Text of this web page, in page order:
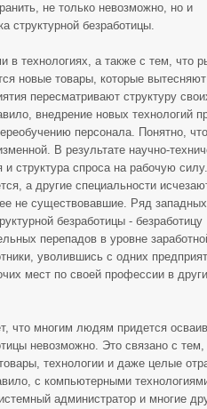
не только невозможно, но и
структурной безработицы.
в технологиях, а также с тем, что
новые товары, которые
пересматривают структуру
внедрение новых технологий
персонала. Понятно, что
В результате научно-
и структура спроса на рабочую силу.
а другие специальности
не существовавшие. Ряд западных
безработицы - безработицу
перепадов в уровне
уволившись с одних
мест по своей профессии в
что многим людям придется
невозможно. Это связано с тем,
технологии и даже целые
с компьютерными
администратор и многие